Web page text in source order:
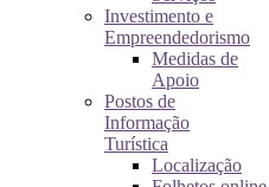
Investimento e
Empreendedorismo
Medidas de
Apoio
Postos de
Informação
Turística
Localização